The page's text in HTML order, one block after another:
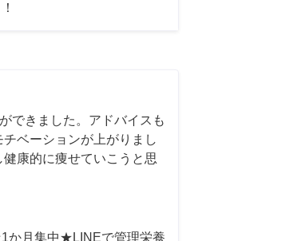
できました。アドバイスも
ベーションが上がりまし
康的に痩せていこうと思
か月集中★LINEで管理栄養